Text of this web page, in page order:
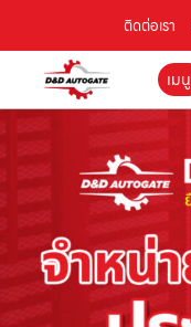
ติดต่อเรา
เมนู